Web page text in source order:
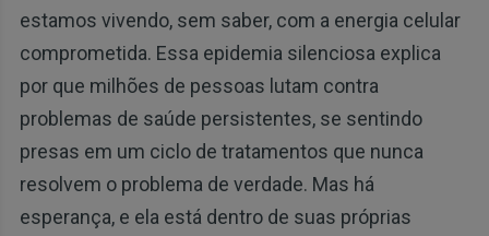
estamos vivendo, sem saber, com a energia celular
comprometida. Essa epidemia silenciosa explica
por que milhões de pessoas lutam contra
problemas de saúde persistentes, se sentindo
presas em um ciclo de tratamentos que nunca
resolvem o problema de verdade. Mas há
esperança, e ela está dentro de suas próprias